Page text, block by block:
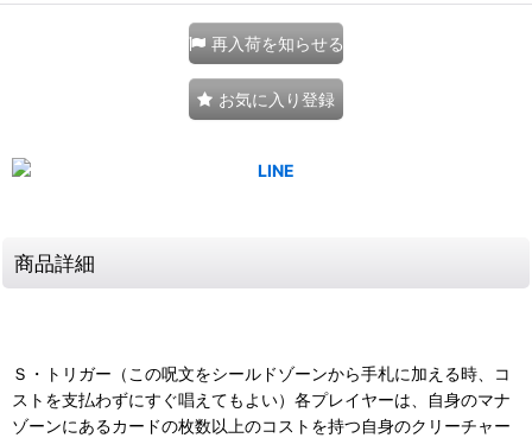
再入荷を知らせる
お気に入り登録
商品詳細
Ｓ・トリガー（この呪文をシールドゾーンから手札に加える時、コ
ストを支払わずにすぐ唱えてもよい）各プレイヤーは、自身のマナ
ゾーンにあるカードの枚数以上のコストを持つ自身のクリーチャー